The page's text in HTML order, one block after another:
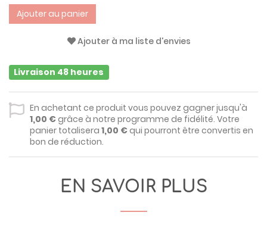
Ajouter au panier
Ajouter à ma liste d'envies
Livraison 48 heures
En achetant ce produit vous pouvez gagner jusqu'à
1,00 €grâce à notre programme de fidélité. Votre
panier totalisera 1,00 €qui pourront être convertis en
bon de réduction.
EN SAVOIR PLUS